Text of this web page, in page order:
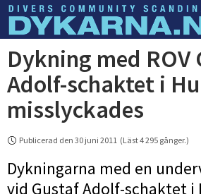
Dyknyheter
Dykning med ROV
Adolf-schaktet i
misslyckades
Publicerad den 30 juni 2011 (Läst 4 295 gånger.)
Dykningarna med en
vid Gustaf Adolf-schaktet i